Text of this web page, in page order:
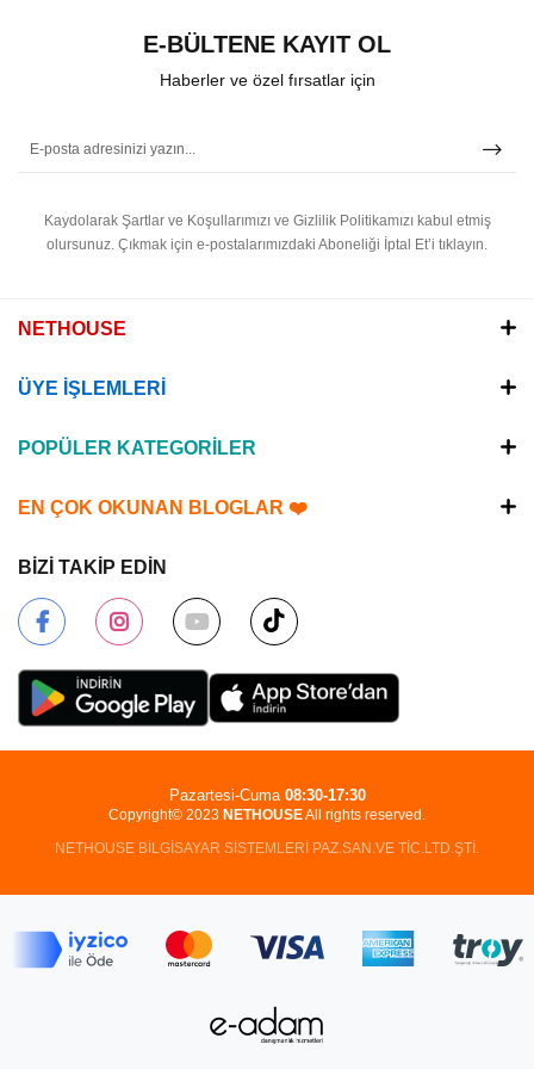
E-BÜLTENE KAYIT OL
Haberler ve özel fırsatlar için
Kaydolarak Şartlar ve Koşullarımızı ve Gizlilik Politikamızı kabul etmiş
olursunuz. Çıkmak için e-postalarımızdaki Aboneliği İptal Et’i tıklayın.
NETHOUSE
ÜYE İŞLEMLERİ
POPÜLER KATEGORİLER
EN ÇOK OKUNAN BLOGLAR ❤️
BİZİ TAKİP EDİN
Copyright© 2023 NETHOUSEAll rights reserved.
NETHOUSE BİLGİSAYAR SİSTEMLERİ PAZ.SAN.VE TİC.LTD.ŞTİ.
Pazartesi-Cuma 08:30-17:30